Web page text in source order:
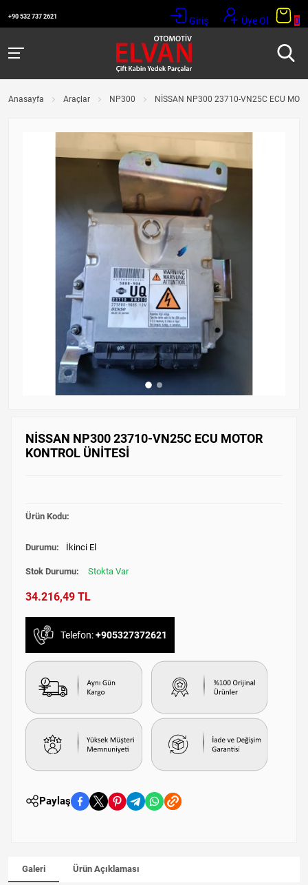
+90 532 737 2621 Giriş Üye Ol 0
Anasayfa Araçlar NP300 NİSSAN NP300 23710-VN25C ECU
NİSSAN NP300 23710-VN25C ECU MOTOR
KONTROL ÜNİTESİ
Ürün Kodu:
Durumu: İkinci El
Stok Durumu: Stokta Var
34.216,49 TL
Telefon:+905327372621
Paylaş
Galeri Ürün Açıklaması